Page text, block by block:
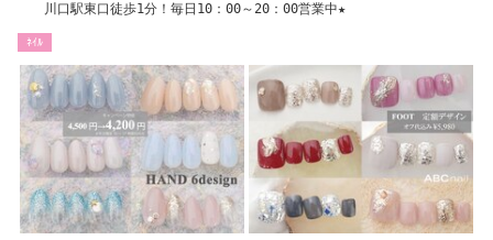
川口駅東口徒歩1分！毎日10：00～20：00営業中★
ﾈｲﾙ